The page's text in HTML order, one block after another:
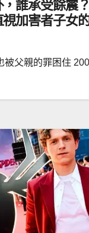
誰承受餘震
加害者子女
被父親的罪困住